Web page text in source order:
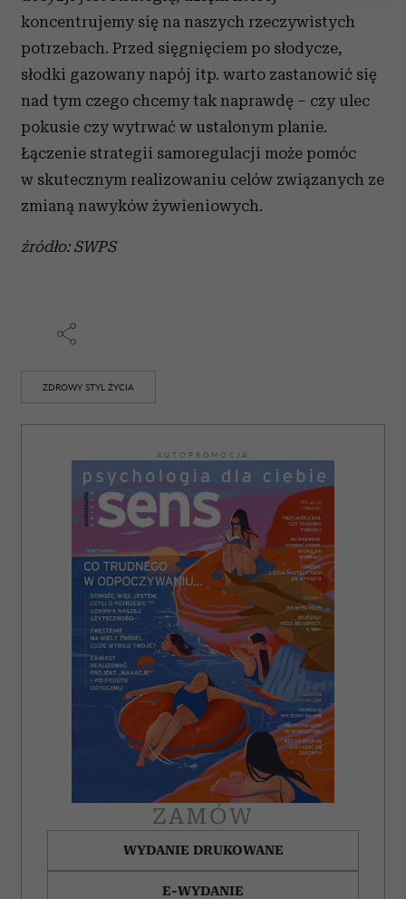
Wykorzystujemy pliki cookie do spersonalizowania treści
i reklam, aby oferować funkcje społecznościowe i
analizować ruch w naszej witrynie. Informacje o tym, jak
korzystasz z naszej witryny, udostępniamy partnerom
Partnerzy mogą połączyć te informacje z innymi danymi
otrzymanymi od Ciebie lub uzyskanymi podczas
korzystania z ich usług.
koncentrujemy się na naszych rzeczywistych
potrzebach. Przed sięgnięciem po słodycze,
słodki gazowany napój itp. warto zastanowić się
nad tym czego chcemy tak naprawdę – czy ulec
pokusie czy wytrwać w ustalonym planie.
Łączenie strategii samoregulacji może pomóc
w skutecznym realizowaniu celów związanych ze
zmianą nawyków żywieniowych.
źródło: SWPS
ZDROWY STYL ŻYCIA
AUTOPROMOCJA
ZAMÓW
WYDANIE DRUKOWANE
E-WYDANIE